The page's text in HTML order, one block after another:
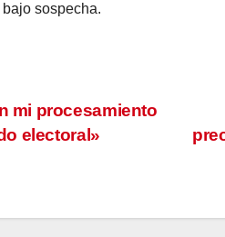
sospecha.
mi procesamiento
electoral»